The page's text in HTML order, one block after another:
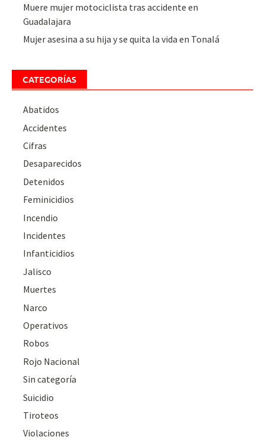
Muere mujer motociclista tras accidente en
Guadalajara
Mujer asesina a su hija y se quita la vida en Tonalá
CATEGORÍAS
Abatidos
Accidentes
Cifras
Desaparecidos
Detenidos
Feminicidios
Incendio
Incidentes
Infanticidios
Jalisco
Muertes
Narco
Operativos
Robos
Rojo Nacional
Sin categoría
Suicidio
Tiroteos
Violaciones